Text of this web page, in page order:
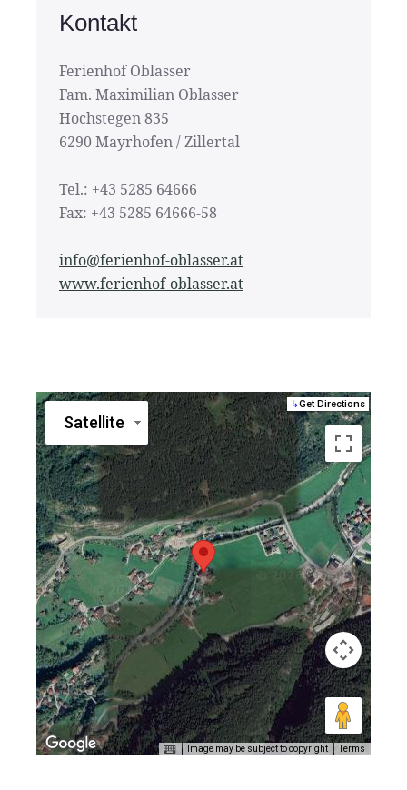
Kontakt
Ferienhof Oblasser
Fam. Maximilian Oblasser
Hochstegen 835
6290 Mayrhofen / Zillertal
Tel.: +43 5285 64666
Fax: +43 5285 64666-58
info@ferienhof-oblasser.at
www.ferienhof-oblasser.at
Satellite
↳Get Directions
Image may be subject to copyright Terms